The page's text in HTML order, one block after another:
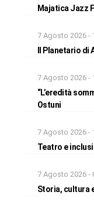
Majatica Jazz
7 Agosto 2026 -
Il Planetario
7 Agosto 2026 -
“L’eredità
Ostuni
7 Agosto 2026 -
Teatro e
7 Agosto 2026 -
Storia, cultura